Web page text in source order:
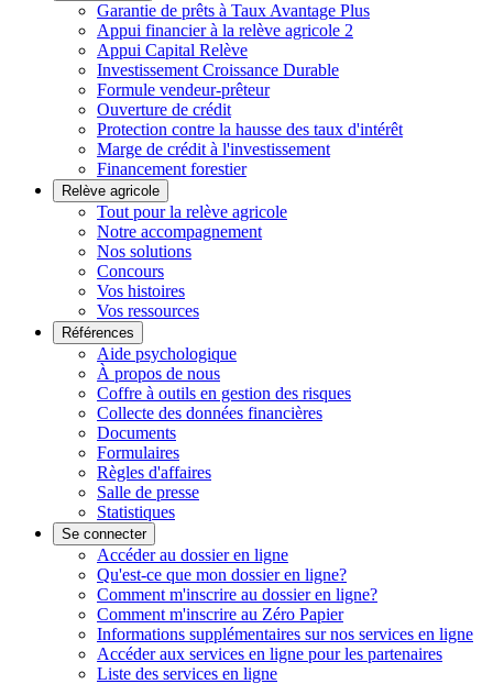
Garantie de prêts à Taux Avantage Plus
Appui financier à la relève agricole 2
Appui Capital Relève
Investissement Croissance Durable
Formule vendeur-prêteur
Ouverture de crédit
Protection contre la hausse des taux d'intérêt
Marge de crédit à l'investissement
Financement forestier
Relève agricole
Tout pour la relève agricole
Notre accompagnement
Nos solutions
Concours
Vos histoires
Vos ressources
Références
Aide psychologique
À propos de nous
Coffre à outils en gestion des risques
Collecte des données financières
Documents
Formulaires
Règles d'affaires
Salle de presse
Statistiques
Se connecter
Accéder au dossier en ligne
Qu'est-ce que mon dossier en ligne?
Comment m'inscrire au dossier en ligne?
Comment m'inscrire au Zéro Papier
Informations supplémentaires sur nos services en ligne
Accéder aux services en ligne pour les partenaires
Liste des services en ligne